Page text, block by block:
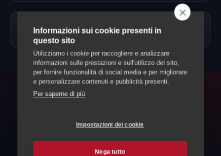
Allevamento Cavalli
Domande frequenti
Informazioni sui cookie presenti in
questo sito
Utilizziamo i cookie per raccogliere e analizzare
informazioni sulle prestazioni e sull'utilizzo del sito,
per fornire funzionalità di social media e per migliorare
e personalizzare contenuti e pubblicità presenti.
Per saperne di più
Impostazioni dei cookie
Nega tutto